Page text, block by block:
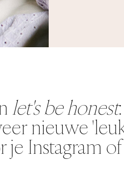
let's be honest
nieuwe
Instagram